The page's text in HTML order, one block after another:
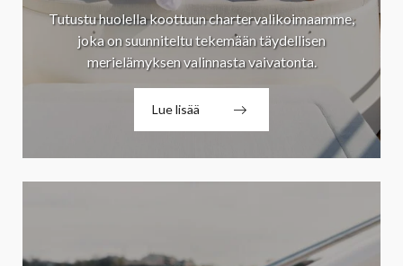
Tutustu huolella koottuun chartervalikoimaamme,
joka on suunniteltu tekemään täydellisen
merielämyksen valinnasta vaivatonta.
Lue lisää